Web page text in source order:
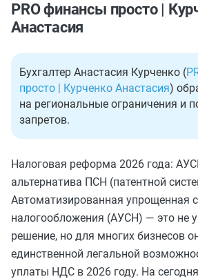
PRO финансы просто |
Анастасия
Бухгалтер Анастасия Курченко (
просто | Курченко Анастасия)
на региональные ограничения и
запретов.
Налоговая реформа 2026 года:
альтернатива ПСН (патентной
Автоматизированная упрощенная
налогообложения (АУСН) — это не
решение, но для многих бизнесов
единственной легальной
уплаты НДС в 2026 году. На